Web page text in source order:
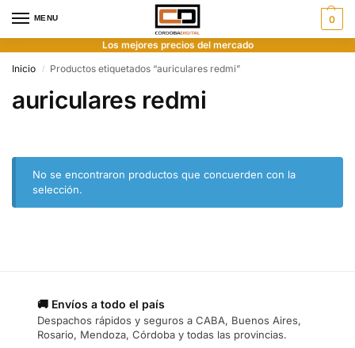
MENU 0
Los mejores precios del mercado
Inicio
/ Productos etiquetados “auriculares redmi”
auriculares redmi
No se encontraron productos que concuerden con la
selección.
🚚 Envíos a todo el país
Despachos rápidos y seguros a CABA, Buenos Aires,
Rosario, Mendoza, Córdoba y todas las provincias.